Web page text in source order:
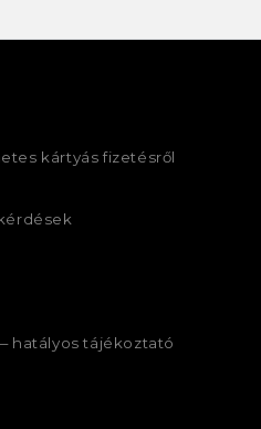
kártyás fizetésről
hatályos tájékoztató